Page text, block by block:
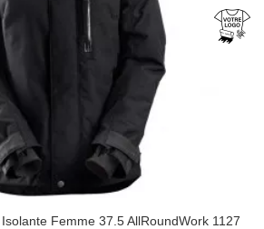
Femme 37.5 AllRoundWork 1127